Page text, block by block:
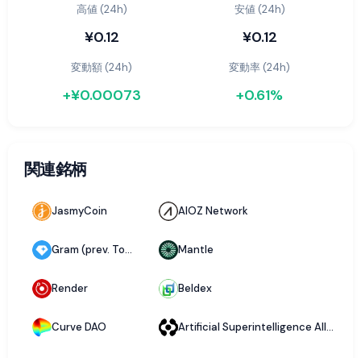
高値 (24h)
¥0.12
安値 (24h)
¥0.12
変動額 (24h)
+¥0.00073
変動率 (24h)
+0.61%
関連銘柄
JasmyCoin AIOZ Network
Gram (prev. Toncoin) Mantle
Render Beldex
Curve DAO Artificial Superintelligence Alliance